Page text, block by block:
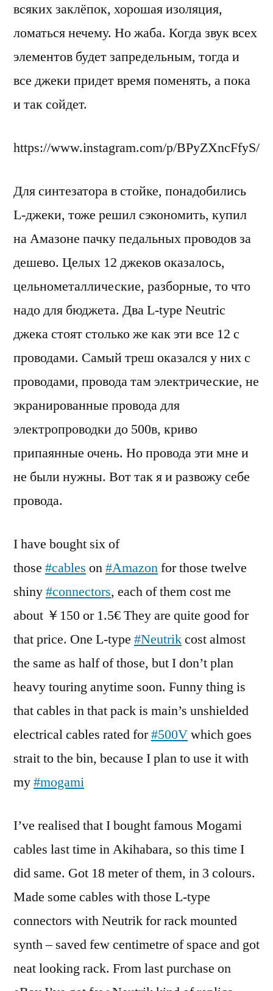
всяких заклёпок, хорошая изоляция,
ломаться нечему. Но жаба. Когда звук всех
элементов будет запредельным, тогда и
все джеки придет время поменять, а пока
и так сойдет.
https://www.instagram.com/p/BPyZXncFfyS/
Для синтезатора в стойке, понадобились
L-джеки, тоже решил сэкономить, купил
на Амазоне пачку педальных проводов за
дешево. Целых 12 джеков оказалось,
цельнометаллические, разборные, то что
надо для бюджета. Два L-type Neutric
джека стоят столько же как эти все 12 с
проводами. Самый треш оказался у них с
проводами, провода там электрические, не
экранированные провода для
электропроводки до 500в, криво
припаянные очень. Но провода эти мне и
не были нужны. Вот так я и развожу себе
провода.
I have bought six of
those #cables on#Amazonfor those twelve
shiny#connectors, each of them cost me
about ￥150 or 1.5€ They are quite good for
that price. One L-type #Neutrikcost almost
the same as half of those, but I don’t plan
heavy touring anytime soon. Funny thing is
that cables in that pack is main’s unshielded
electrical cables rated for#500Vwhich goes
strait to the bin, because I plan to use it with
my#mogami
I’ve realised that I bought famous Mogami
cables last time in Akihabara, so this time I
did same. Got 18 meter of them, in 3 colours.
Made some cables with those L-type
connectors with Neutrik for rack mounted
synth – saved few centimetre of space and got
neat looking rack. From last purchase on